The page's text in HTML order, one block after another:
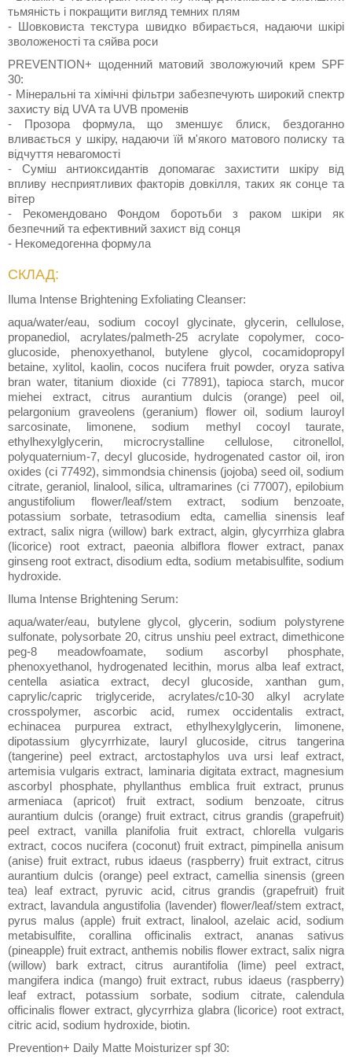
тьмяність і покращити вигляд темних плям
- Шовковиста текстура швидко вбирається, надаючи шкірі
зволоженості та сяйва роси
PREVENTION+ щоденний матовий зволожуючий крем SPF
30:
- Мінеральні та хімічні фільтри забезпечують широкий спектр
захисту від UVA та UVB променів
- Прозора формула, що зменшує блиск, бездоганно
вливається у шкіру, надаючи їй м'якого матового полиску та
відчуття невагомості
- Суміш антиоксидантів допомагає захистити шкіру від
впливу несприятливих факторів довкілля, таких як сонце та
вітер
- Рекомендовано Фондом боротьби з раком шкіри як
безпечний та ефективний захист від сонця
- Некомедогенна формула
СКЛАД:
Iluma Intense Brightening Exfoliating Cleanser:
aqua/water/eau, sodium cocoyl glycinate, glycerin, cellulose,
propanediol, acrylates/palmeth-25 acrylate copolymer, coco-
glucoside, phenoxyethanol, butylene glycol, cocamidopropyl
betaine, xylitol, kaolin, cocos nucifera fruit powder, oryza sativa
bran water, titanium dioxide (ci 77891), tapioca starch, mucor
miehei extract, citrus aurantium dulcis (orange) peel oil,
pelargonium graveolens (geranium) flower oil, sodium lauroyl
sarcosinate, limonene, sodium methyl cocoyl taurate,
ethylhexylglycerin, microcrystalline cellulose, citronellol,
polyquaternium-7, decyl glucoside, hydrogenated castor oil, iron
oxides (ci 77492), simmondsia chinensis (jojoba) seed oil, sodium
citrate, geraniol, linalool, silica, ultramarines (ci 77007), epilobium
angustifolium flower/leaf/stem extract, sodium benzoate,
potassium sorbate, tetrasodium edta, camellia sinensis leaf
extract, salix nigra (willow) bark extract, algin, glycyrrhiza glabra
(licorice) root extract, paeonia albiflora flower extract, panax
ginseng root extract, disodium edta, sodium metabisulfite, sodium
hydroxide.
Iluma Intense Brightening Serum:
aqua/water/eau, butylene glycol, glycerin, sodium polystyrene
sulfonate, polysorbate 20, citrus unshiu peel extract, dimethicone
peg-8 meadowfoamate, sodium ascorbyl phosphate,
phenoxyethanol, hydrogenated lecithin, morus alba leaf extract,
centella asiatica extract, decyl glucoside, xanthan gum,
caprylic/capric triglyceride, acrylates/c10-30 alkyl acrylate
crosspolymer, ascorbic acid, rumex occidentalis extract,
echinacea purpurea extract, ethylhexylglycerin, limonene,
dipotassium glycyrrhizate, lauryl glucoside, citrus tangerina
(tangerine) peel extract, arctostaphylos uva ursi leaf extract,
artemisia vulgaris extract, laminaria digitata extract, magnesium
ascorbyl phosphate, phyllanthus emblica fruit extract, prunus
armeniaca (apricot) fruit extract, sodium benzoate, citrus
aurantium dulcis (orange) fruit extract, citrus grandis (grapefruit)
peel extract, vanilla planifolia fruit extract, chlorella vulgaris
extract, cocos nucifera (coconut) fruit extract, pimpinella anisum
(anise) fruit extract, rubus idaeus (raspberry) fruit extract, citrus
aurantium dulcis (orange) peel extract, camellia sinensis (green
tea) leaf extract, pyruvic acid, citrus grandis (grapefruit) fruit
extract, lavandula angustifolia (lavender) flower/leaf/stem extract,
pyrus malus (apple) fruit extract, linalool, azelaic acid, sodium
metabisulfite, corallina officinalis extract, ananas sativus
(pineapple) fruit extract, anthemis nobilis flower extract, salix nigra
(willow) bark extract, citrus aurantifolia (lime) peel extract,
mangifera indica (mango) fruit extract, rubus idaeus (raspberry)
leaf extract, potassium sorbate, sodium citrate, calendula
officinalis flower extract, glycyrrhiza glabra (licorice) root extract,
citric acid, sodium hydroxide, biotin.
Prevention+ Daily Matte Moisturizer spf 30: